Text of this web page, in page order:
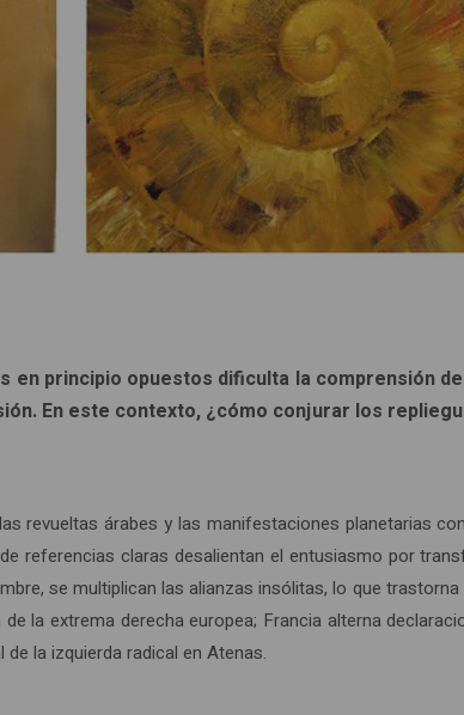
en principio opuestos dificulta la comprensión
En este contexto, ¿cómo conjurar los
revueltas árabes y las manifestaciones planetarias
referencias claras desalientan el entusiasmo por
se multiplican las alianzas insólitas, lo que
la extrema derecha europea; Francia alterna
la izquierda radical en Atenas.